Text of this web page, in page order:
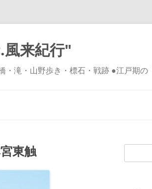
来紀行"
滝・山野歩き・標石・戦跡 ●江戸期の
ッ
プ
東触
索: